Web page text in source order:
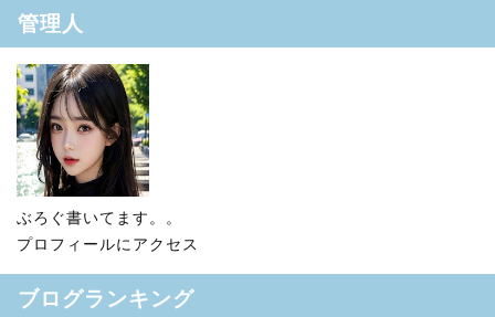
管理人
ぶろぐ書いてます。。
プロフィールにアクセス
ブログランキング